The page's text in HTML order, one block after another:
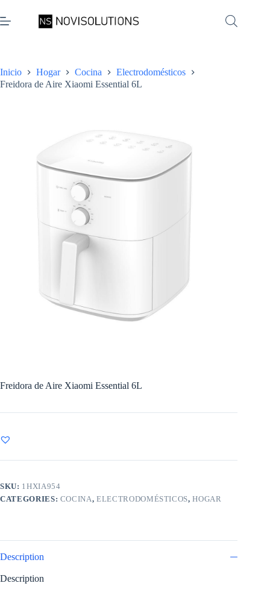
al
contenido
Inicio Hogar Cocina
Electrodomésticos
Freidora de Aire Xiaomi Essential 6L
Freidora de Aire Xiaomi Essential 6L
SKU: 1HXIA954
CATEGORIES: COCINA,ELECTRODOMÉSTICOS,HOGAR
Description
Description